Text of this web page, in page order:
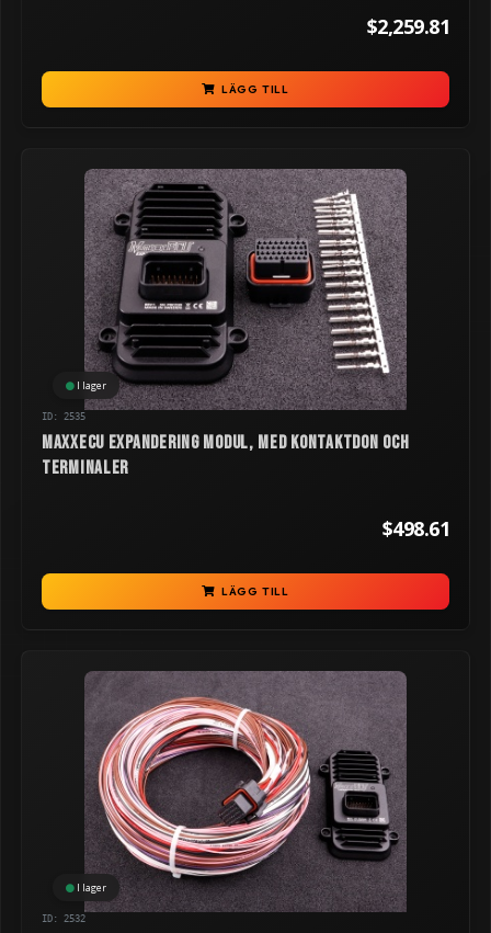
$2,259.81
LÄGG TILL
I lager
ID: 2535
MaxxECU Expandering modul, med kontaktdon och
terminaler
$498.61
LÄGG TILL
I lager
ID: 2532